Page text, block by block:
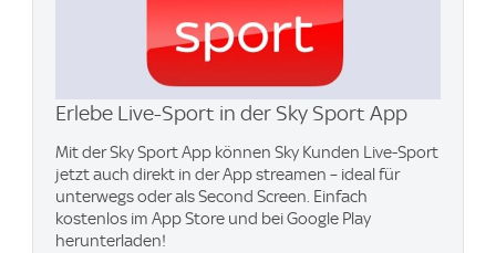
Erlebe Live-Sport in der Sky Sport App
Mit der Sky Sport App können Sky Kunden Live-Sport
jetzt auch direkt in der App streamen – ideal für
unterwegs oder als Second Screen. Einfach
kostenlos im App Store und bei Google Play
herunterladen!